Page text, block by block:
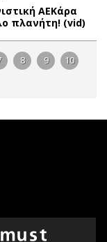
ΑΕΚάρα
πλανήτη! (vid)
8 9 10